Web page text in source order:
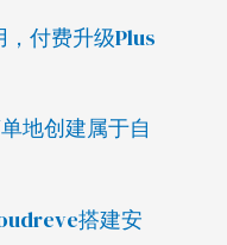
，付费升级Plus
地创建属于自
搭建安